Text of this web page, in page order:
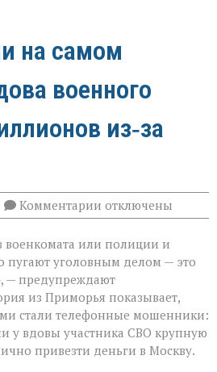
на самом
военного
из‑за
Комментарии к
записи
сыграли
на
самом
больном»:
вдова
военного
лишилась
миллионов
из‑за
отключены
военкомата или полиции и
уголовным делом — это
— предупреждают
из Приморья показывает,
стали телефонные мошенники:
у вдовы участника СВО крупную
привезти деньги в Москву.